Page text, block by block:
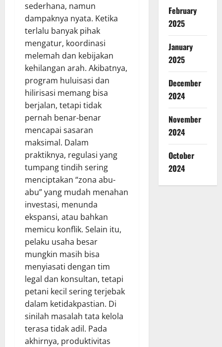
sederhana, namun
dampaknya nyata. Ketika
terlalu banyak pihak
mengatur, koordinasi
melemah dan kebijakan
kehilangan arah. Akibatnya,
program huluisasi dan
hilirisasi memang bisa
berjalan, tetapi tidak
pernah benar-benar
mencapai sasaran
maksimal. Dalam
praktiknya, regulasi yang
tumpang tindih sering
menciptakan “zona abu-
abu” yang mudah menahan
investasi, menunda
ekspansi, atau bahkan
memicu konflik. Selain itu,
pelaku usaha besar
mungkin masih bisa
menyiasati dengan tim
legal dan konsultan, tetapi
petani kecil sering terjebak
dalam ketidakpastian. Di
sinilah masalah tata kelola
terasa tidak adil. Pada
akhirnya, produktivitas
February
2025
January
2025
December
2024
November
2024
October
2024